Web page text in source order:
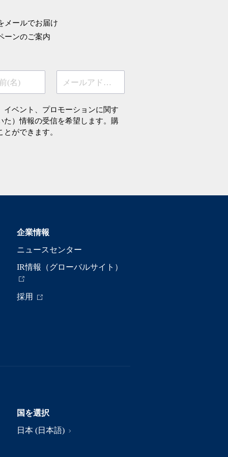
メールでお届け
ーンのご案内
(名) メールアドレス
イベント、プロモーションに関す
た）情報の受信を希望します。購
ができます。
企業情報
ニュースセンター
IR情報（グローバルサイト）
採用
国を選択
日本 (日本語)